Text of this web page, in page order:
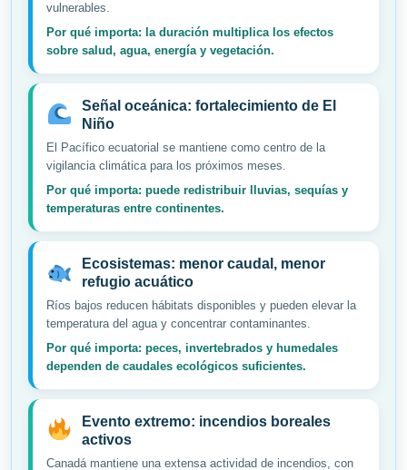
vulnerables.
Por qué importa: la duración multiplica los efectos
sobre salud, agua, energía y vegetación.
Señal oceánica: fortalecimiento de El
Niño
El Pacífico ecuatorial se mantiene como centro de la
vigilancia climática para los próximos meses.
Por qué importa: puede redistribuir lluvias, sequías y
temperaturas entre continentes.
Ecosistemas: menor caudal, menor
refugio acuático
Ríos bajos reducen hábitats disponibles y pueden elevar la
temperatura del agua y concentrar contaminantes.
Por qué importa: peces, invertebrados y humedales
dependen de caudales ecológicos suficientes.
Evento extremo: incendios boreales
activos
Canadá mantiene una extensa actividad de incendios, con